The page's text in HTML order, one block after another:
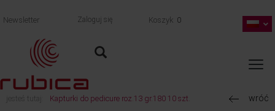
Newsletter Zaloguj się Koszyk 0
jesteś tutaj: Kapturki do pedicure roz.13 gr.180 10 szt. wróć